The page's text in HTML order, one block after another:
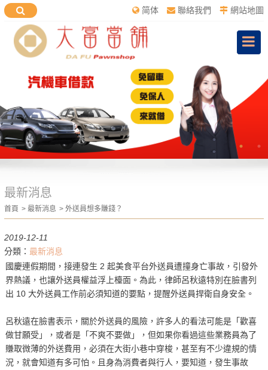
简体 聯絡我們 網站地圖
最新消息
首頁 最新消息 外送員想多賺錢？
2019-12-11
分類： 最新消息
國慶連假期間，接連發生 2 起美食平台外送員遭撞身亡事故，引發外
界熱議，也讓外送員權益浮上檯面。為此，律師呂秋遠特別在臉書列
出 10 大外送員工作前必須知道的要點，提醒外送員捍衛自身安全。
呂秋遠在臉書表示，關於外送員的風險，許多人的看法可能是「歡喜
做甘願受」，或者是「不爽不要做」，但如果你看過這些業務員為了
賺取微薄的外送費用，必須在大街小巷中穿梭，甚至有不少違規的情
況，就會知道有多可怕。且身為消費者與行人，要知道，發生事故